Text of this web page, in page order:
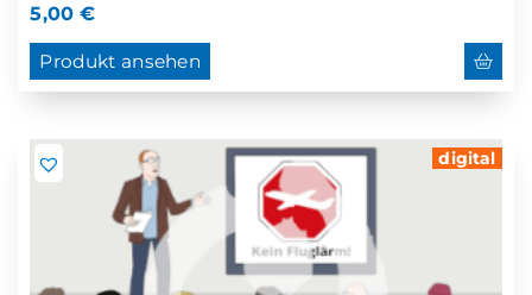
5,00€
Produkt ansehen
digital